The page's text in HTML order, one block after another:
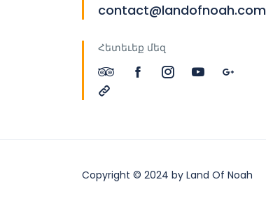
contact@landofnoah.com
Հետեւեք մեզ
Copyright © 2024 by Land Of Noah